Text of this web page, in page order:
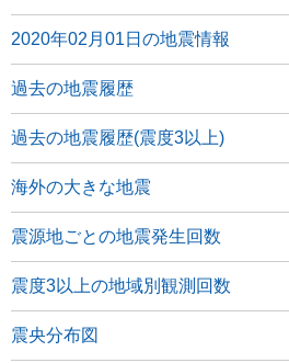
2020年02月01日の地震情報
過去の地震履歴
過去の地震履歴(震度3以上)
海外の大きな地震
震源地ごとの地震発生回数
震度3以上の地域別観測回数
震央分布図